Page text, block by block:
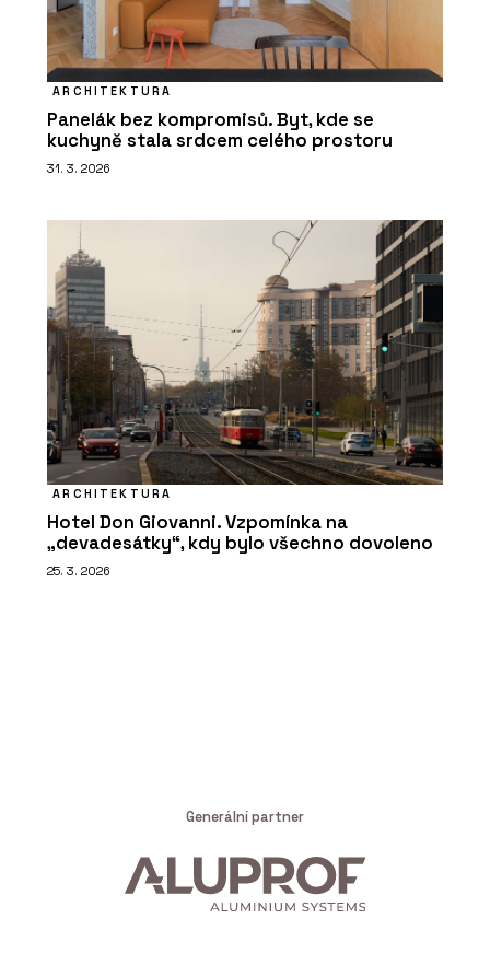
ARCHITEKTURA
Panelák bez kompromisů. Byt, kde se
kuchyně stala srdcem celého prostoru
31. 3. 2026
ARCHITEKTURA
Hotel Don Giovanni. Vzpomínka na
„devadesátky“, kdy bylo všechno dovoleno
25. 3. 2026
Generální partner